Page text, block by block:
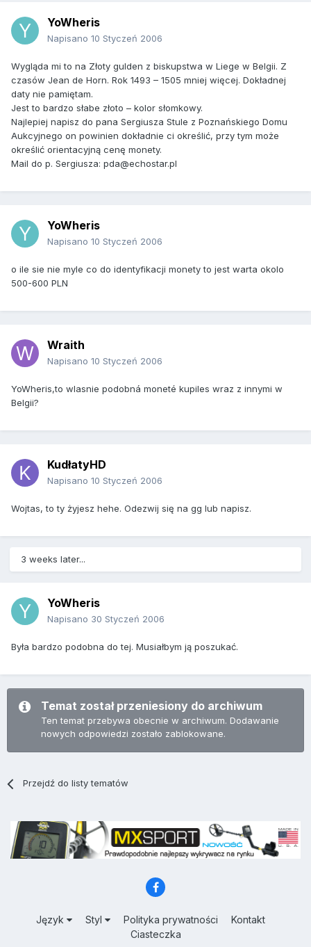
YoWheris
Napisano 10 Styczeń 2006
Wygląda mi to na Złoty gulden z biskupstwa w Liege w Belgii. Z
czasów Jean de Horn. Rok 1493 – 1505 mniej więcej. Dokładnej
daty nie pamiętam.
Jest to bardzo słabe złoto – kolor słomkowy.
Najlepiej napisz do pana Sergiusza Stule z Poznańskiego Domu
Aukcyjnego on powinien dokładnie ci określić, przy tym może
określić orientacyjną cenę monety.
Mail do p. Sergiusza: pda@echostar.pl
YoWheris
Napisano 10 Styczeń 2006
o ile sie nie myle co do identyfikacji monety to jest warta okolo
500-600 PLN
Wraith
Napisano 10 Styczeń 2006
YoWheris,to wlasnie podobná moneté kupiles wraz z innymi w
Belgii?
KudłatyHD
Napisano 10 Styczeń 2006
Wojtas, to ty żyjesz hehe. Odezwij się na gg lub napisz.
3 weeks later...
YoWheris
Napisano 30 Styczeń 2006
Była bardzo podobna do tej. Musiałbym ją poszukać.
Temat został przeniesiony do archiwum
Ten temat przebywa obecnie w archiwum. Dodawanie
nowych odpowiedzi zostało zablokowane.
Przejdź do listy tematów
Język Styl Polityka prywatności
Kontakt
Ciasteczka